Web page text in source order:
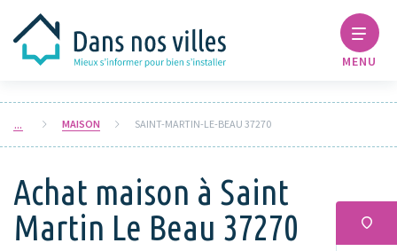
MENU
MAISON SAINT-MARTIN-LE-BEAU 37270
Achat maison à Saint
Martin Le Beau 37270